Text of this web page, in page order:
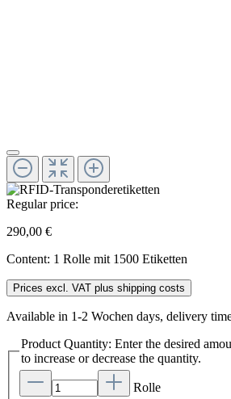
Regular price:
290,00 €
Content: 1 Rolle mit 1500 Etiketten
Prices excl. VAT plus shipping costs
Available in 1-2 Wochen days, delivery
Product Quantity: Enter the desired
to increase or decrease the quantity.
Rolle